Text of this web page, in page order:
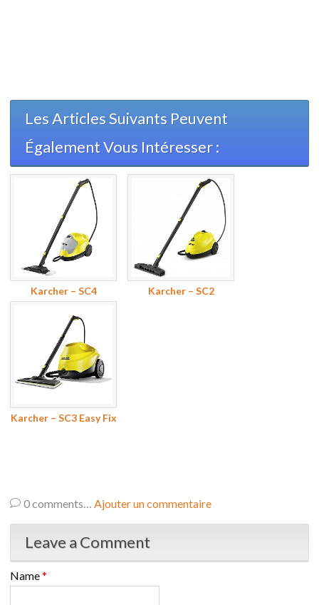
Les Articles Suivants Peuvent
Également Vous Intéresser :
Karcher – SC4 Karcher – SC2
Karcher – SC3 Easy Fix
0comments… Ajouter un commentaire
Leave a Comment
Name*